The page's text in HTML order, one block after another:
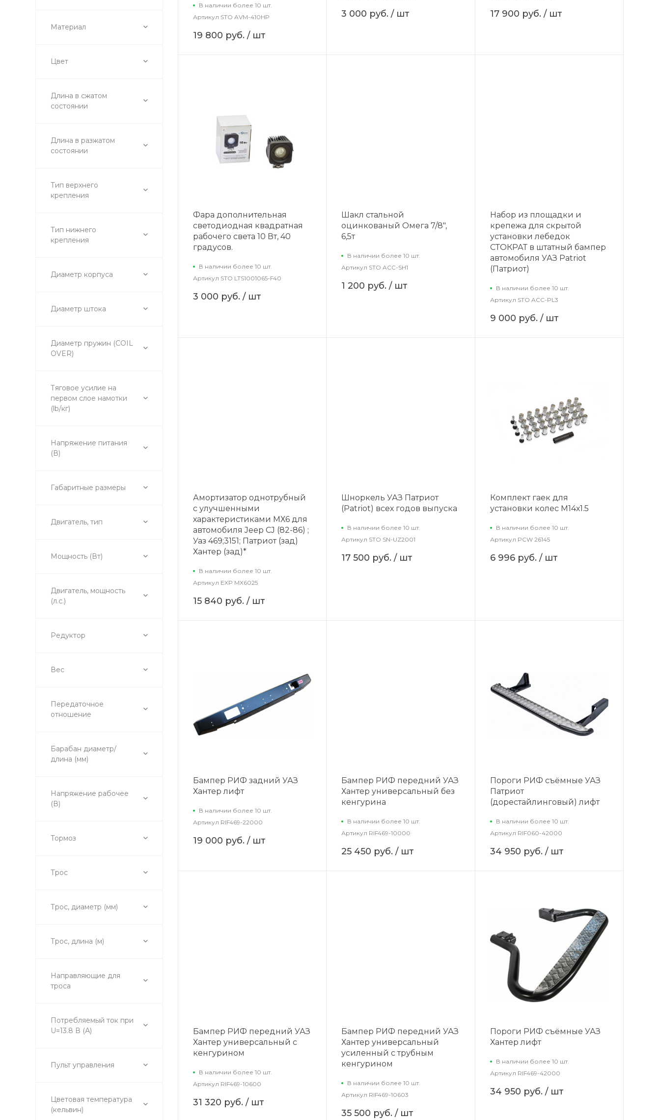
Материал
Цвет
Длина в сжатом
состоянии
Длина в разжатом
состоянии
Тип верхнего
крепления
Тип нижнего
крепления
Диаметр корпуса
Диаметр штока
Диаметр пружин (COIL
OVER)
Тяговое усилие на
первом слое намотки
(lb/кг)
Напряжение питания
(В)
Габаритные размеры
Двигатель, тип
Мощность (Вт)
Двигатель, мощность
(л.с.)
Редуктор
Вес
Передаточное
отношение
Барабан диаметр/
длина (мм)
Напряжение рабочее
(В)
Тормоз
Трос
Трос, диаметр (мм)
Трос, длина (м)
Направляющие для
троса
Потребляемый ток при
U=13.8 В (А)
Пульт управления
Цветовая температура
(кельвин)
В наличии более 10 шт.
Артикул STO AVM-410HP
19 800 руб. / шт
3 000 руб./ шт 17 900 руб. / шт
Фара дополнительная
светодиодная квадратная
рабочего света 10 Вт, 40
градусов.
В наличии более 10 шт.
Артикул STO LTS1001065-F40
3 000 руб. / шт
Шакл стальной
оцинкованый Омега 7/8",
6,5т
В наличии более 10 шт.
Артикул STO ACC-SH1
1 200 руб./ шт
Набор из площадки и
крепежа для скрытой
установки лебедок
СТОКРАТ в штатный бампер
автомобиля УАЗ Patriot
(Патриот)
В наличии более 10 шт.
Артикул STO ACC-PL3
9 000 руб. / шт
Амортизатор однотрубный
с улучшенными
характеристиками МХ6 для
автомобиля Jeep CJ (82-86) ;
Уаз 469;3151; Патриот (зад)
Хантер (зад)*
В наличии более 10 шт.
Артикул EXP MX6025
15 840 руб. / шт
Шноркель УАЗ Патриот
(Patriot) всех годов выпуска
В наличии более 10 шт.
Артикул STO SN-UZ2001
17 500 руб./ шт
Комплект гаек для
установки колес М14х1.5
В наличии более 10 шт.
Артикул PCW 26145
6 996 руб. / шт
Бампер РИФ задний УАЗ
Хантер лифт
В наличии более 10 шт.
Артикул RIF469-22000
19 000 руб. / шт
Бампер РИФ передний УАЗ
Хантер универсальный без
кенгурина
В наличии более 10 шт.
Артикул RIF469-10000
25 450 руб./ шт
Пороги РИФ съёмные УАЗ
Патриот
(дорестайлинговый) лифт
В наличии более 10 шт.
Артикул RIF060-42000
34 950 руб. / шт
Бампер РИФ передний УАЗ
Хантер универсальный с
кенгурином
В наличии более 10 шт.
Артикул RIF469-10600
31 320 руб. / шт
Бампер РИФ передний УАЗ
Хантер универсальный
усиленный с трубным
кенгурином
В наличии более 10 шт.
Артикул RIF469-10603
35 500 руб./ шт
Пороги РИФ съёмные УАЗ
Хантер лифт
В наличии более 10 шт.
Артикул RIF469-42000
34 950 руб. / шт